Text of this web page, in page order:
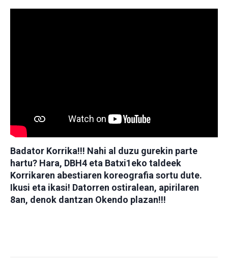
Badator Korrika!!! Nahi al duzu gurekin parte
hartu? Hara, DBH4 eta Batxi1eko taldeek
Korrikaren abestiaren koreografia sortu dute.
Ikusi eta ikasi! Datorren ostiralean, apirilaren
8an, denok dantzan Okendo plazan!!!